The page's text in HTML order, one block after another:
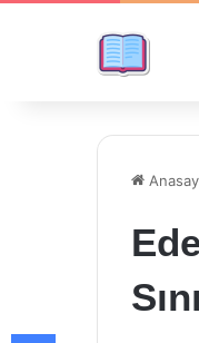
Facebook